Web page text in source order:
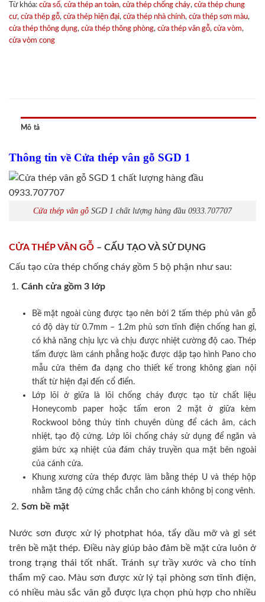
Từ khóa: cửa sổ, cửa thép an toàn, cửa thép chống cháy, cửa thép chung
cư, cửa thép gỗ, cửa thép hiện đại, cửa thép nhà chính, cửa thép sơn màu,
cửa thép thông dụng, cửa thép thông phòng, cửa thép vân gỗ, cửa vòm,
cửa vòm cong
Mô tả
Thông tin về Cửa thép vân gỗ SGD 1
Cửa thép vân gỗ SGD 1 chất lượng hàng đầu 0933.707707
CỬA THÉP VÂN GỖ – CẤU TẠO VÀ SỬ DỤNG
Cấu tạo cửa thép chống cháy gồm 5 bộ phận như sau:
Cánh cửa gồm 3 lớp
Bề mặt ngoài cùng được tạo nên bởi 2 tấm thép phủ vân gỗ
có độ dày từ 0.7mm – 1.2m phủ sơn tĩnh điện chống han gỉ,
có khả năng chịu lực và chịu được nhiệt cường độ cao. Thép
tấm được làm cánh phẳng hoặc được dập tạo hình Pano cho
mẫu cửa thêm đa dạng cho thiết kế trong không gian nội
thất từ hiện đại đến cổ điển.
Lớp lõi ở giữa là lõi chống cháy được tạo từ chất liệu
Honeycomb paper hoặc tấm eron 2 mặt ở giữa kèm
Rockwool bông thủy tinh chuyên dùng để cách âm, cách
nhiệt, tạo độ cứng. Lớp lõi chống cháy sử dụng để ngăn và
giảm bức xạ nhiệt của đám cháy truyền qua mặt bên ngoài
của cánh cửa.
Khung xương cửa thép được làm bằng thép U và thép hộp
nhằm tăng độ cứng chắc chắn cho cánh không bị cong vênh.
Sơn bề mặt
Nước sơn được xử lý photphat hóa, tẩy dầu mỡ và gỉ sét
trên bề mặt thép. Điều này giúp bảo đảm bề mặt cửa luôn ở
trong trạng thái tốt nhất. Tránh sự trầy xước và cho tính
thẩm mỹ cao. Màu sơn được xử lý tại phòng sơn tĩnh điện,
có nhiều màu sắc vân gỗ được lựa chọn phù hợp cho nhiều